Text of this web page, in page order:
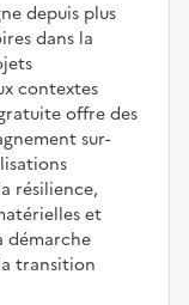
depuis plus
dans la
contextes
offre des
sur-
résilience,
et
démarche
transition